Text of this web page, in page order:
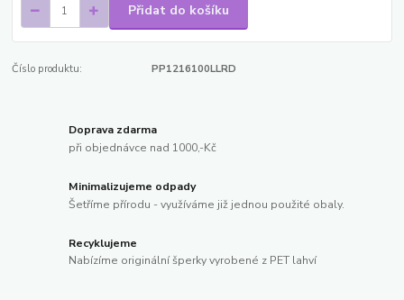
Přidat do košíku
Číslo produktu: PP1216100LLRD
Doprava zdarma
při objednávce nad 1000,-Kč
Minimalizujeme odpady
Šetříme přírodu - využíváme již jednou použité obaly.
Recyklujeme
Nabízíme originální šperky vyrobené z PET lahví